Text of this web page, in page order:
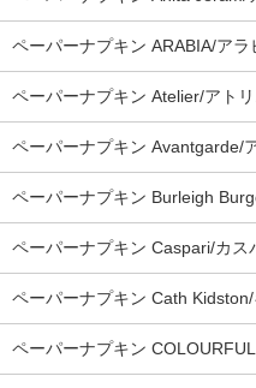
ペーパーナプキン ARABIA/アラ
ペーパーナプキン Atelier/アト
ペーパーナプキン Avantgarde/
ペーパーナプキン Burleigh
ペーパーナプキン Caspari/カス
ペーパーナプキン Cath
ペーパーナプキン